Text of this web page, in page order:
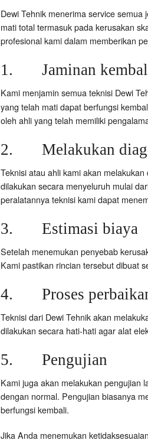
Dewi Tehnik menerima service
mati total termasuk pada kerusakan
profesional kami dalam memberikan
1. Jaminan
Kami menjamin semua teknisi Dewi
yang telah mati dapat berfungsi
oleh ahli yang telah memiliki
2. Melakukan
Teknisi atau ahli kami akan
dilakukan secara menyeluruh mulai
peralatannya teknisi kami dapat
3. Estimasi biaya
Setelah menemukan penyebab
Kami pastikan rincian tersebut dibuat
4. Proses
Teknisi dari Dewi Tehnik akan
dilakukan secara hati-hati agar alat
5. Pengujian
Kami juga akan melakukan pengujian
dengan normal. Pengujian biasanya
berfungsi kembali.
Jika Anda menemukan